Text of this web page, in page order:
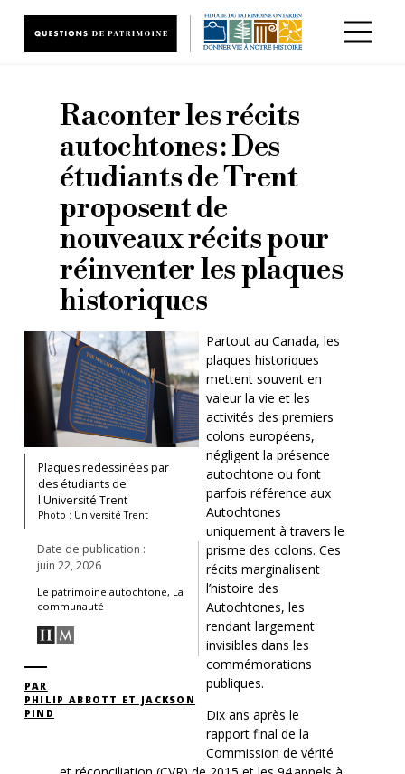
Raconter les récits
autochtones : Des
étudiants de Trent
proposent de
nouveaux récits pour
réinventer les plaques
historiques
Plaques redessinées par
des étudiants de
l'Université Trent
Photo : Université Trent
Date de publication :
juin 22, 2026
Le patrimoine autochtone, La
communauté
PAR
PHILIP ABBOTT ET JACKSON
PIND
Partout au Canada, les
plaques historiques
mettent souvent en
valeur la vie et les
activités des premiers
colons européens,
négligent la présence
autochtone ou font
parfois référence aux
Autochtones
uniquement à travers le
prisme des colons. Ces
récits marginalisent
l’histoire des
Autochtones, les
rendant largement
invisibles dans les
commémorations
publiques.
Dix ans après le
rapport final de la
Commission de vérité